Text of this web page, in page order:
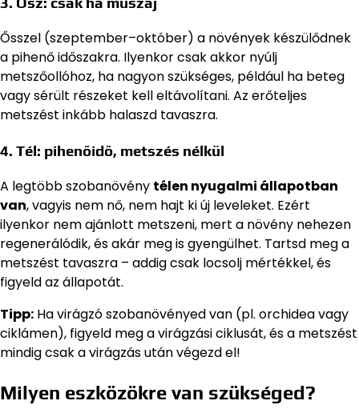
Ősszel (szeptember–október) a növények készülődnek
a pihenő időszakra. Ilyenkor csak akkor nyúlj
metszőollóhoz, ha nagyon szükséges, például ha beteg
vagy sérült részeket kell eltávolítani. Az erőteljes
metszést inkább halaszd tavaszra.
4. Tél: pihenőidő, metszés nélkül
A legtöbb szobanövény télen nyugalmi állapotban
van, vagyis nem nő, nem hajt ki új leveleket. Ezért
ilyenkor nem ajánlott metszeni, mert a növény nehezen
regenerálódik, és akár meg is gyengülhet. Tartsd meg a
metszést tavaszra – addig csak locsolj mértékkel, és
figyeld az állapotát.
Tipp: Ha virágzó szobanövényed van (pl. orchidea vagy
ciklámen), figyeld meg a virágzási ciklusát, és a metszést
mindig csak a virágzás után végezd el!
Milyen eszközökre van szükséged?